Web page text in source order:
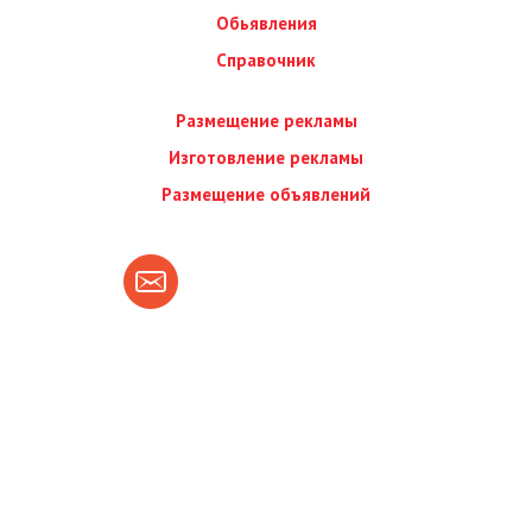
Обьявления
Справочник
Размещение рекламы
Изготовление рекламы
Размещение объявлений